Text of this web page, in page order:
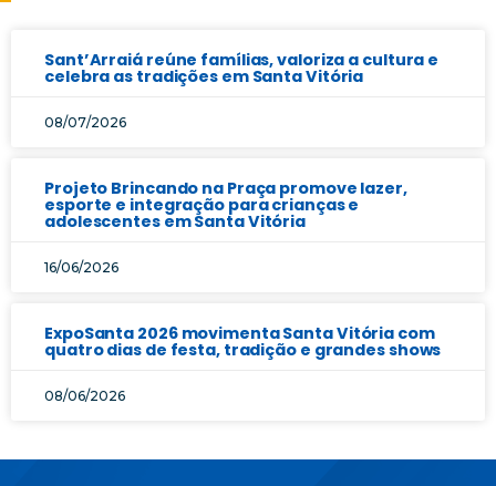
Sant’Arraiá reúne famílias, valoriza a cultura e
celebra as tradições em Santa Vitória
08/07/2026
Projeto Brincando na Praça promove lazer,
esporte e integração para crianças e
adolescentes em Santa Vitória
16/06/2026
ExpoSanta 2026 movimenta Santa Vitória com
quatro dias de festa, tradição e grandes shows
08/06/2026